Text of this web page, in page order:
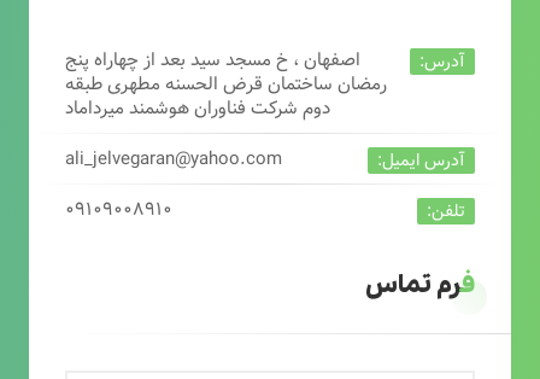
آدرس:
اصفهان ، خ مسجد سید بعد از چهاراه پنج
رمضان ساختمان قرض الحسنه مطهری طبقه
دوم شرکت فناوران هوشمند میرداماد
آدرس ایمیل: ali_jelvegaran@yahoo.com
تلفن: ۰۹۱۰۹۰۰۸۹۱۰
فرم تماس